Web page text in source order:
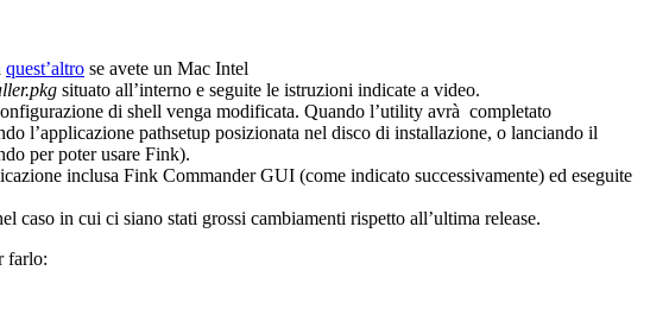
quest’altro se avete un Mac Intel
situato all’interno e seguite le istruzioni indicate a video.
di shell venga modificata. Quando l’utility avrà completato
l’applicazione pathsetup posizionata nel disco di installazione, o lanciando il
per poter usare Fink).
inclusa Fink Commander GUI (come indicato successivamente) ed eseguite
caso in cui ci siano stati grossi cambiamenti rispetto all’ultima release.
farlo: